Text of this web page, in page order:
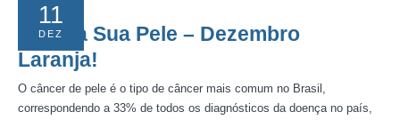
11
DEZ
Proteja Sua Pele – Dezembro
Laranja!
O câncer de pele é o tipo de câncer mais comum no Brasil,
correspondendo a 33% de todos os diagnósticos da doença no país,